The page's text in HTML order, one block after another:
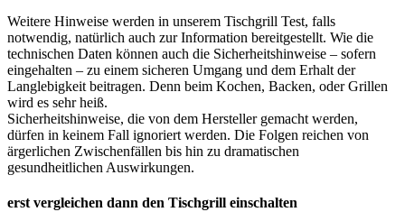
Weitere Hinweise werden in unserem Tischgrill Test, falls
notwendig, natürlich auch zur Information bereitgestellt. Wie die
technischen Daten können auch die Sicherheitshinweise – sofern
eingehalten – zu einem sicheren Umgang und dem Erhalt der
Langlebigkeit beitragen. Denn beim Kochen, Backen, oder Grillen
wird es sehr heiß.
Sicherheitshinweise, die von dem Hersteller gemacht werden,
dürfen in keinem Fall ignoriert werden. Die Folgen reichen von
ärgerlichen Zwischenfällen bis hin zu dramatischen
gesundheitlichen Auswirkungen.
erst vergleichen dann den Tischgrill einschalten